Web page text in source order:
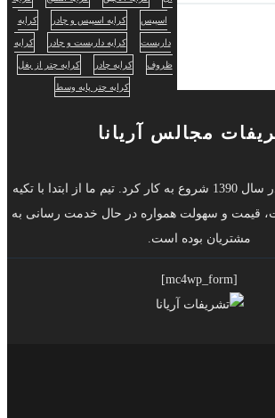
اسپیس کرایه اسپیس و چادر کرایه
داربست کرایه داربست و چادر کرایه
ظروف کرایه چادر کرایه چتر از بغل
کرایه چتر پایه وسط
مجالس آریانا
گروه تشریفات آریانا در سال 1390 شروع به کار کرد. تیم ما از ابتدا با تکیه
قیمت و سهولت همواره در حال خدمت رسانی به
مشتریان بوده است.
[mc4wp_form]